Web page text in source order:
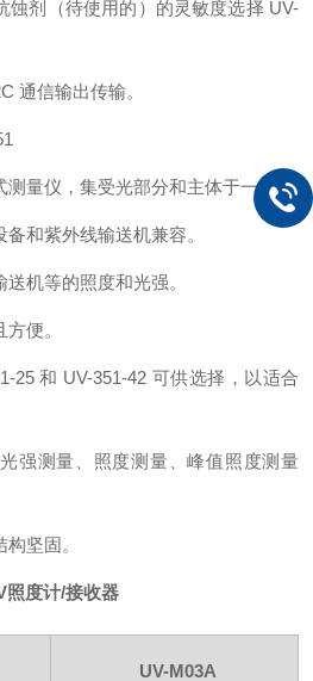
蚀剂（待使用的）的灵敏度选择 UV-
通信输出传输。
测量仪，集受光部分和主体于一体。
和紫外线输送机兼容。
机等的照度和光强。
便。
25 和 UV-351-42 可供选择，以适合
强测量、照度测量、峰值照度测量
坚固。
照度计/接收器
UV-M03A